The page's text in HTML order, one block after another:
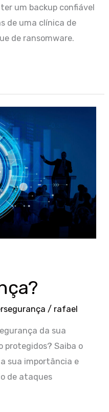
um backup confiável
de uma clínica de
de ransomware.
/ rafael
da sua
protegidos? Saiba o
sua importância e
de ataques